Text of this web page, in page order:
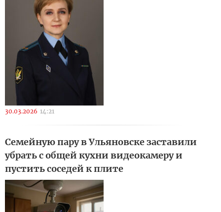
30.03.2026 14:21
Семейную пару в Ульяновске заставили
убрать с общей кухни видеокамеру и
пустить соседей к плите